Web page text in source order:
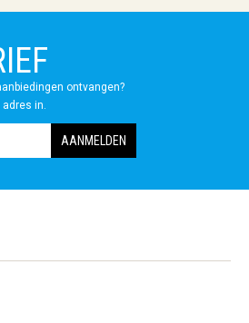
ontvangen?
in.